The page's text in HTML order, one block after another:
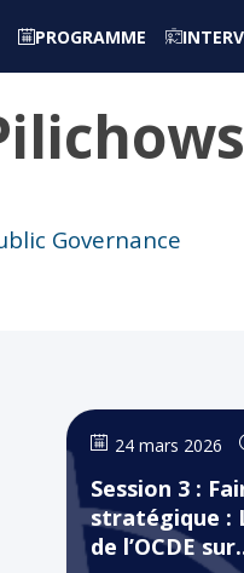
PROGRAMME
Governance
24 mars 2026
Session 3 :
stratégique :
de l’OCDE